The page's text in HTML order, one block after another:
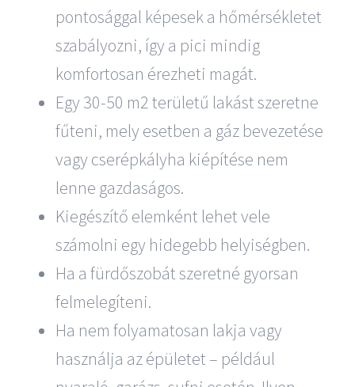
pontosággal képesek a hőmérsékletet
szabályozni, így a pici mindig
komfortosan érezheti magát.
Egy 30-50 m2 területű lakást szeretne
fűteni, mely esetben a gáz bevezetése
vagy cserépkályha kiépítése nem
lenne gazdaságos.
Kiegészítő elemként lehet vele
számolni egy hidegebb helyiségben.
Ha a fürdőszobát szeretné gyorsan
felmelegíteni.
Ha nem folyamatosan lakja vagy
használja az épületet – például